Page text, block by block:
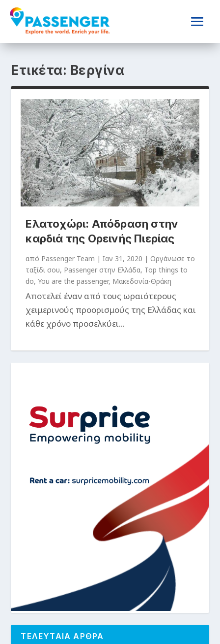
Ετικέτα: Βεργίνα
Ελατοχώρι: Απόδραση στην
καρδιά της Ορεινής Πιερίας
από Passenger Team |Ιαν 31, 2020 |Oργάνωσε το
ταξίδι σου, Passenger στην Ελλάδα, Top things to
do,You are the passenger, Μακεδονία-Θράκη
Αποτελεί έναν από τους ωραιότερους
χειμερινούς προορισμούς της Ελλάδας και
κάθε χρόνο προσελκύει...
ΤΕΛΕΥΤΑΙΑ ΑΡΘΡΑ